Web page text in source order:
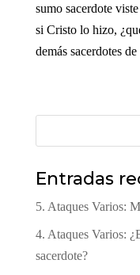
sumo sacerdote
si Cristo lo hizo,
demás sacerdotes
Entradas
5. Ataques Varios:
4. Ataques Varios:
sacerdote?